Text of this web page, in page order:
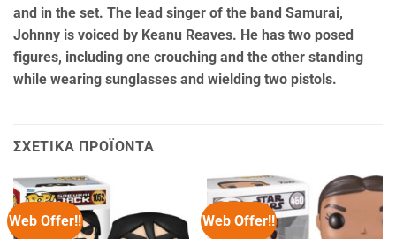
and in the set. The lead singer of the band Samurai,
Johnny is voiced by Keanu Reaves. He has two posed
figures, including one crouching and the other standing
while wearing sunglasses and wielding two pistols.
ΣΧΕΤΙΚΆ ΠΡΟΪΌΝΤΑ
Web Offer!! Web Offer!!